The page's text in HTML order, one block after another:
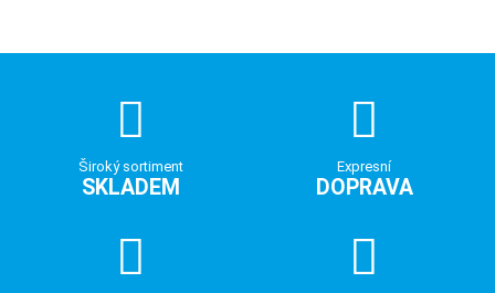
Široký sortiment
SKLADEM
Expresní
DOPRAVA